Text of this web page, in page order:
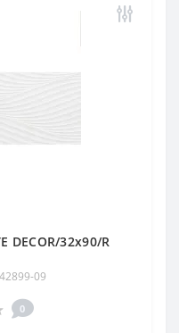
DECOR/32x90/R
09
0